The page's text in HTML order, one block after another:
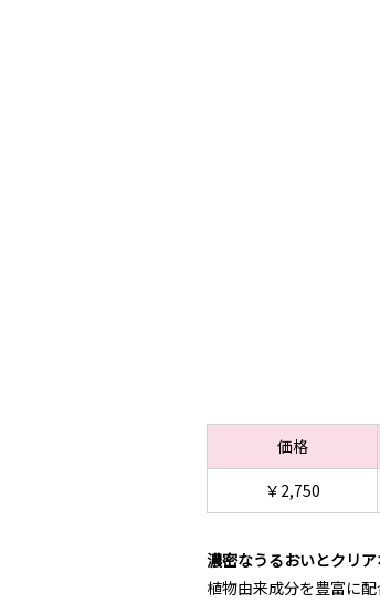
価格
￥2,750
濃密なうるおいとクリ
植物由来成分を豊富に